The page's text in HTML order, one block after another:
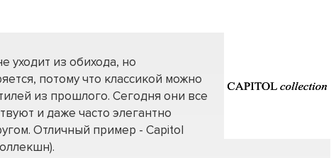
уходит из обихода, но
потому что классикой можно
из прошлого. Сегодня они все
и даже часто элегантно
Отличный пример - Capitol